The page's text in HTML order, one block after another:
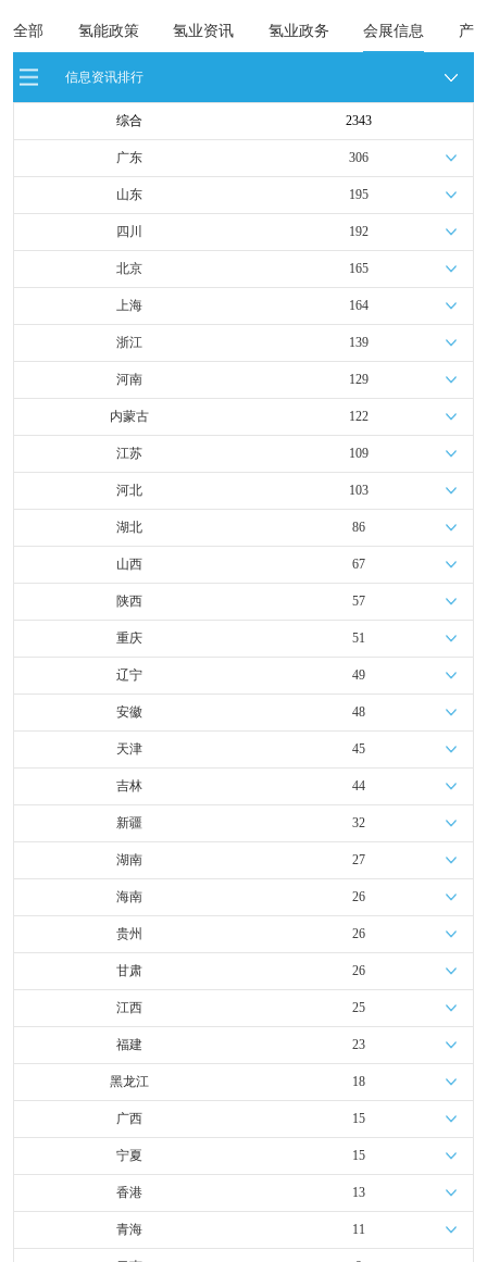
成果验收工作会议在呼伦贝尔举行
新疆俊瑞温宿规模化制绿氢项目开工仪式在温宿县成功举办
产业发展举办交流会
全部 氢能政策 氢业资讯 氢业政务 会展信息 产
信息资讯排行
综合 2343
广东 306
山东 195
四川 192
北京 165
上海 164
浙江 139
河南 129
内蒙古 122
江苏 109
河北 103
湖北 86
山西 67
陕西 57
重庆 51
辽宁 49
安徽 48
天津 45
吉林 44
新疆 32
湖南 27
海南 26
贵州 26
甘肃 26
江西 25
福建 23
黑龙江 18
广西 15
宁夏 15
香港 13
青海 11